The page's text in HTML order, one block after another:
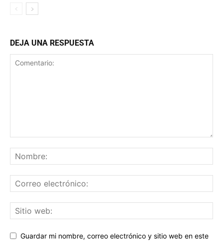
DEJA UNA RESPUESTA
Guardar mi nombre, correo electrónico y sitio web en este